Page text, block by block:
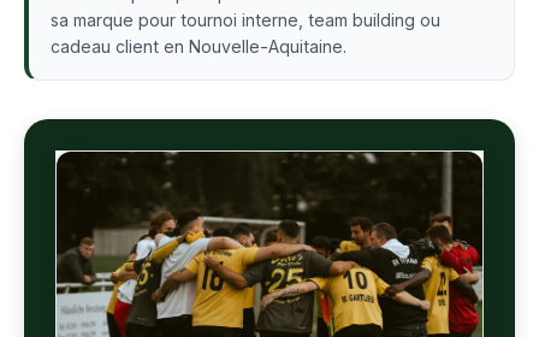
sa marque pour tournoi interne, team building ou
cadeau client en Nouvelle-Aquitaine.